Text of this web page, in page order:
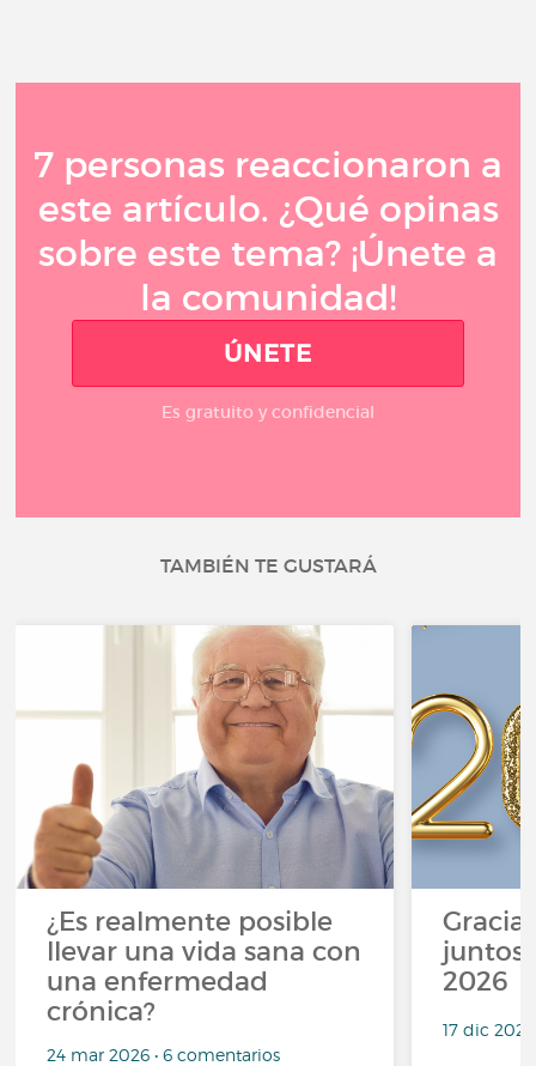
7 personas reaccionaron a
este artículo. ¿Qué opinas
sobre este tema? ¡Únete a
la comunidad!
ÚNETE
Es gratuito y confidencial
TAMBIÉN TE GUSTARÁ
¿Es realmente posible
llevar una vida sana con
una enfermedad
crónica?
24 mar 2026 • 6 comentarios
2026
17 dic